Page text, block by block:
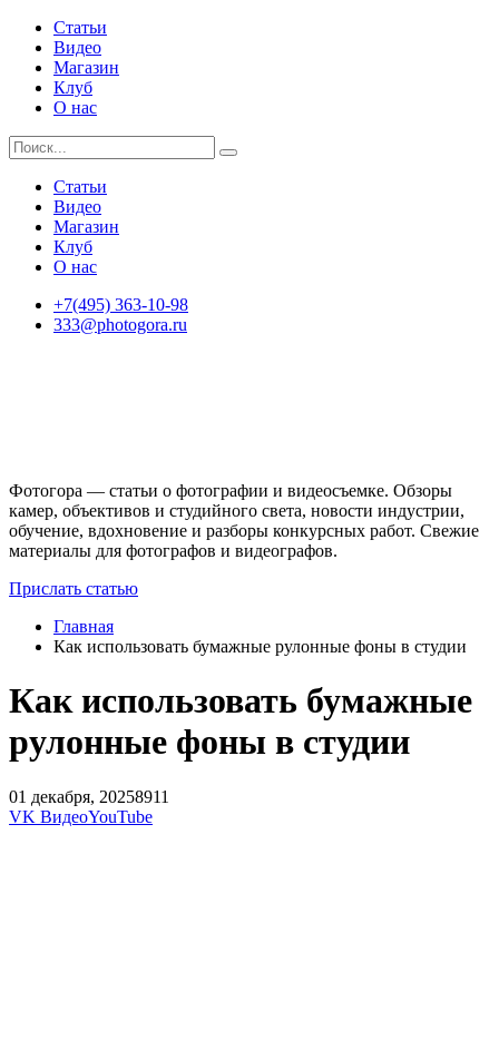
Статьи
Видео
Магазин
Клуб
О нас
Статьи
Видео
Магазин
Клуб
О нас
+7(495) 363-10-98
333@photogora.ru
Фотогора — статьи о фотографии и видеосъемке. Обзоры
камер, объективов и студийного света, новости индустрии,
обучение, вдохновение и разборы конкурсных работ. Свежие
материалы для фотографов и видеографов.
Прислать статью
Главная
Как использовать бумажные рулонные фоны в студии
Как использовать бумажные
рулонные фоны в студии
01 декабря, 20258911
VK ВидеоYouTube